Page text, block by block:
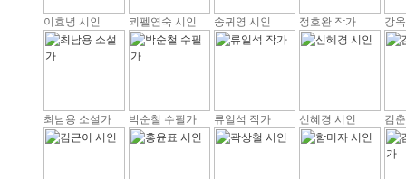
이효녕 시인 쾨펠연숙 시인 송귀영 시인 정호완 작가 강
최남용 소설가 박순철 수필가 류일석 작가 신혜경 시인 김